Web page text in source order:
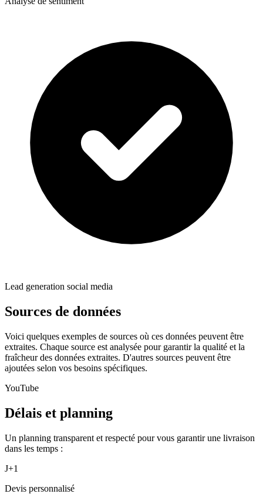
Lead generation social media
Sources de données
Voici quelques exemples de sources où ces données peuvent être
extraites. Chaque source est analysée pour garantir la qualité et la
fraîcheur des données extraites. D'autres sources peuvent être
ajoutées selon vos besoins spécifiques.
YouTube
Délais et planning
Un planning transparent et respecté pour vous garantir une livraison
dans les temps :
J+1
Devis personnalisé